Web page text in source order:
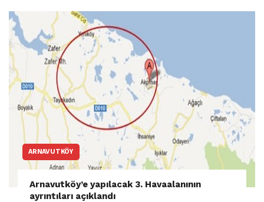
ARNAVUTKÖY
Arnavutköy’e yapılacak 3. Havaalanının
ayrıntıları açıklandı